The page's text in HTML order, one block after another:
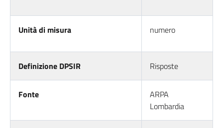
Unità di misura numero
Definizione DPSIR Risposte
Fonte
ARPA
Lombardia